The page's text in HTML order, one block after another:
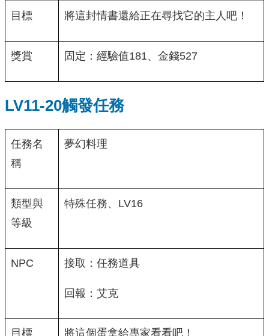
目標 將這封情書還給正在尋找它的主人吧！
獎賞 固定：經驗值181、金錢527
LV11-20觸發任務
任務名
稱
夢幻料理
類型與
等級
特殊任務、LV16
NPC 接取：任務道具
回報：艾克
目標 將這個蛋拿給專家看看吧！